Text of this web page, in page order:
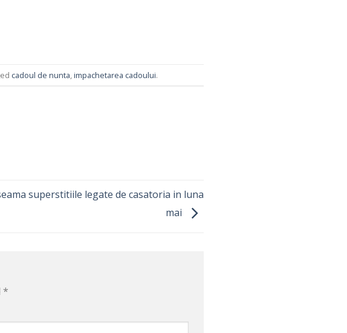
cadoul de nunta impachetarea cadoului.
superstitiile legate de casatoria in luna
mai
*